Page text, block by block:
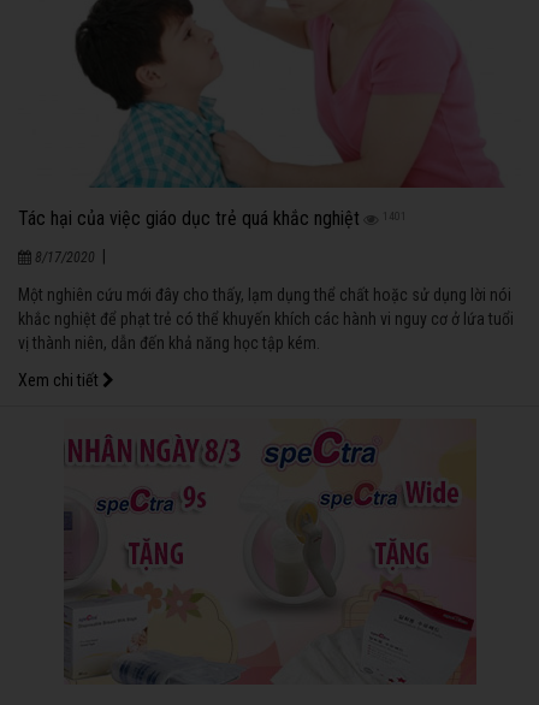
Tác hại của việc giáo dục trẻ quá khắc nghiệt 1401
8/17/2020
Một nghiên cứu mới đây cho thấy, lạm dụng thể chất hoặc sử dụng lời nói
khắc nghiệt để phạt trẻ có thể khuyến khích các hành vi nguy cơ ở lứa tuổi
vị thành niên, dẫn đến khả năng học tập kém.
Xem chi tiết